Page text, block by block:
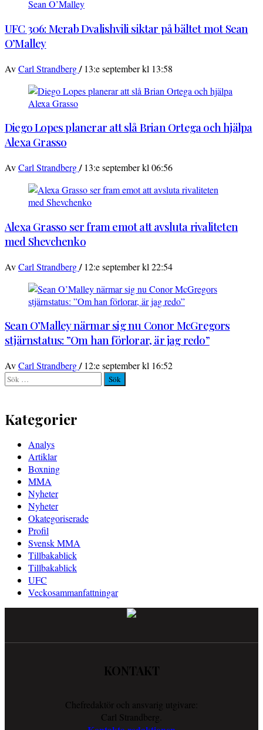
UFC 306: Merab Dvalishvili siktar på bältet mot Sean
O’Malley
AvCarl Strandberg/ 13:e september kl 13:58
Diego Lopes planerar att slå Brian Ortega och hjälpa
Alexa Grasso
AvCarl Strandberg/ 13:e september kl 06:56
Alexa Grasso ser fram emot att avsluta rivaliteten
med Shevchenko
AvCarl Strandberg/ 12:e september kl 22:54
Sean O’Malley närmar sig nu Conor McGregors
stjärnstatus: ”Om han förlorar, är jag redo”
AvCarl Strandberg/ 12:e september kl 16:52
Sök
efter:
Kategorier
Analys
Artiklar
Boxning
MMA
Nyheter
Nyheter
Okategoriserade
Profil
Svensk MMA
Tillbakablick
Tillbakablick
UFC
Veckosammanfattningar
KONTAKT
Chefredaktör och ansvarig utgivare:
Carl Strandberg.